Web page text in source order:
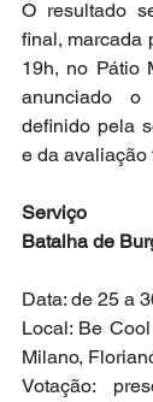
O resultado
final, marcada
19h, no Pátio
anunciado o
definido pela
e da avaliação
Serviço
Batalha de
Data: de 25 a
Local: Be
Milano,
Votação: